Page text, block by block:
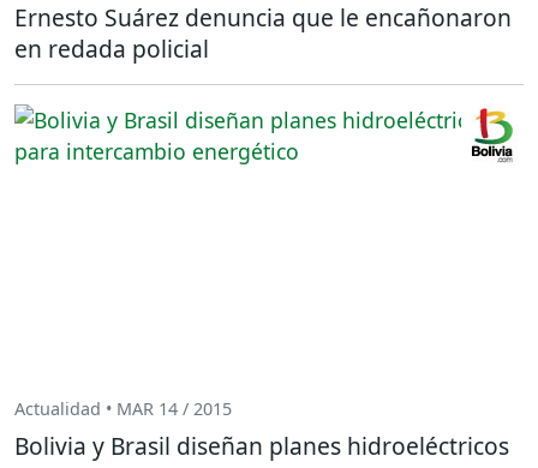
Ernesto Suárez denuncia que le encañonaron
en redada policial
Actualidad • MAR 14 / 2015
Bolivia y Brasil diseñan planes hidroeléctricos